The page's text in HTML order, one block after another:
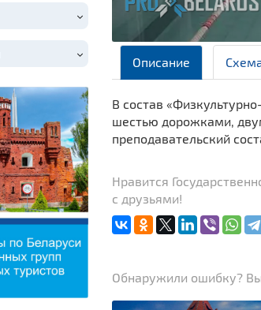
Описание
В состав
шестью дорожками,
преподавательский
Нравится
с друзьями!
Обнаружили ошибку?